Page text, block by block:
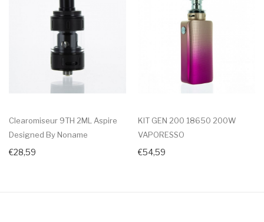
Clearomiseur 9TH 2ML Aspire
Designed By Noname
€28,59
KIT GEN 200 18650 200W
VAPORESSO
€54,59